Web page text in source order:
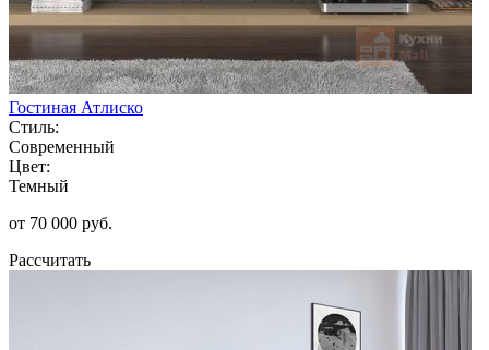
Гостиная Атлиско
Стиль:
Современный
Цвет:
Темный
от 70 000 руб.
Рассчитать